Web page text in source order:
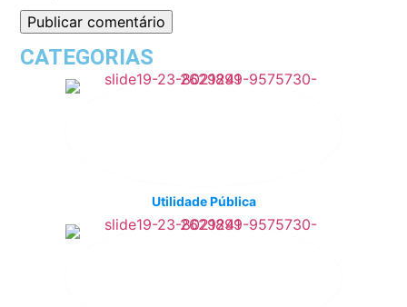
CATEGORIAS
Utilidade Pública